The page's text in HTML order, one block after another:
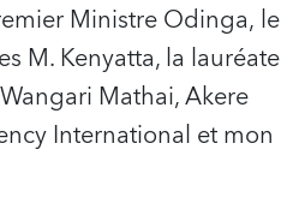
Ministre Odinga, le
M. Kenyatta, la lauréate
Wangari Mathai, Akere
International et mon